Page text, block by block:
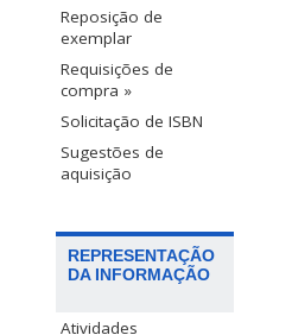
Reposição de
exemplar
Requisições de
compra »
Solicitação de ISBN
Sugestões de
aquisição
REPRESENTAÇÃO
DA INFORMAÇÃO
Atividades